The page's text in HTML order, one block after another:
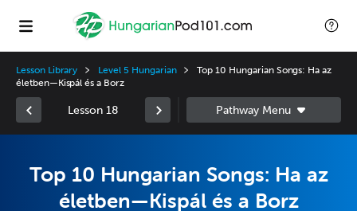
Lesson Library Level 5 Hungarian
Top 10 Hungarian Songs: Ha az
életben—Kispál és a Borz
Lesson 18
Top 10 Hungarian Songs: Ha az
életben—Kispál és a Borz